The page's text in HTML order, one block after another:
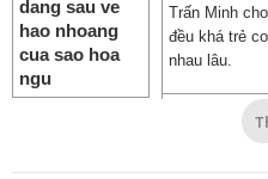
Trấn Minh
đều khá trẻ
nhau lâu.